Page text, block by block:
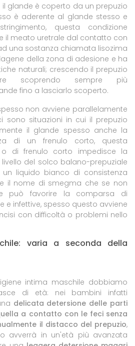
glande è coperto da un prepuzio
è aderente al glande stesso e
questa condizione
il meato uretrale dal contatto con
una sostanza chiamata lisozima
della zona di adesione e ha
naturali; crescendo il prepuzio
scoprendo sempre più
fino a lasciarlo scoperto.
non avviene parallelamente
sono situazioni in cui il prepuzio
il glande spesso anche la
di un frenulo corto, questa
di frenulo corto impedisce la
del solco balano-prepuziale
liquido bianco di consistenza
il nome di smegma che se non
può favorire la comparsa di
e infettive, spesso questo avviene
con difficoltà o problemi nello
varia a seconda della
intima maschile dobbiamo
di età: nei bambini infatti
delicata detersione delle parti
a contatto con le feci senza
il distacco del prepuzio,
avverrà in un'età più avanzata